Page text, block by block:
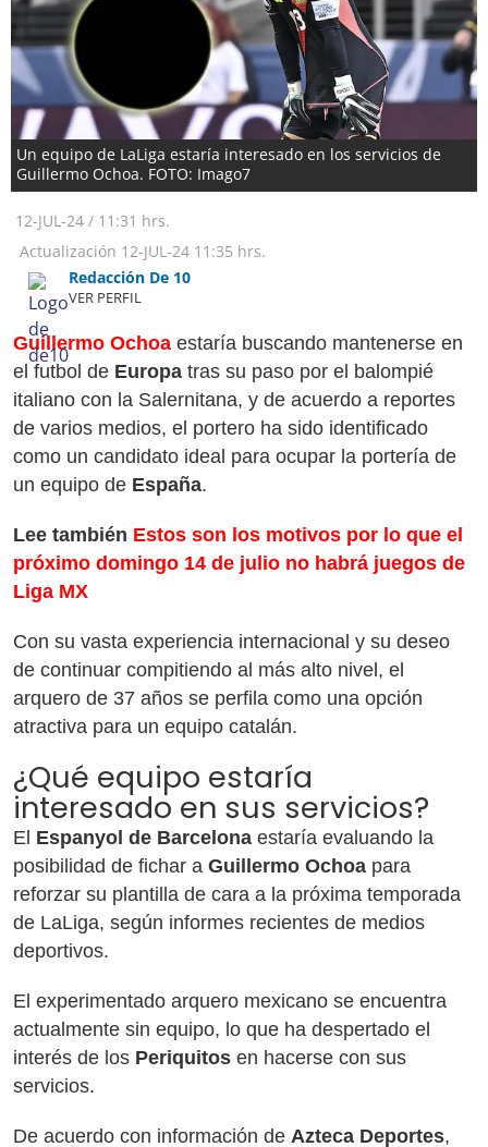
Un equipo de LaLiga estaría interesado en los servicios de
Guillermo Ochoa. FOTO: Imago7
12-JUL-24 / 11:31 hrs.
Actualización 12-JUL-24 11:35 hrs.
Redacción De 10
VER PERFIL
Guillermo Ochoa estaría buscando mantenerse en
el futbol de Europa tras su paso por el balompié
italiano con la Salernitana, y de acuerdo a reportes
de varios medios, el portero ha sido identificado
como un candidato ideal para ocupar la portería de
un equipo de España.
Lee también Estos son los motivos por lo que el
próximo domingo 14 de julio no habrá juegos de
Liga MX
Con su vasta experiencia internacional y su deseo
de continuar compitiendo al más alto nivel, el
arquero de 37 años se perfila como una opción
atractiva para un equipo catalán.
¿Qué equipo estaría
interesado en sus servicios?
El Espanyol de Barcelona estaría evaluando la
posibilidad de fichar a Guillermo Ochoa para
reforzar su plantilla de cara a la próxima temporada
de LaLiga, según informes recientes de medios
deportivos.
El experimentado arquero mexicano se encuentra
actualmente sin equipo, lo que ha despertado el
interés de los Periquitos en hacerse con sus
servicios.
De acuerdo con información de Azteca Deportes,